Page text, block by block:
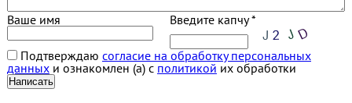
Ваше имя Введите капчу *
Подтверждаю согласие на обработку персональных
данныхи ознакомлен (а) с политикой их обработки